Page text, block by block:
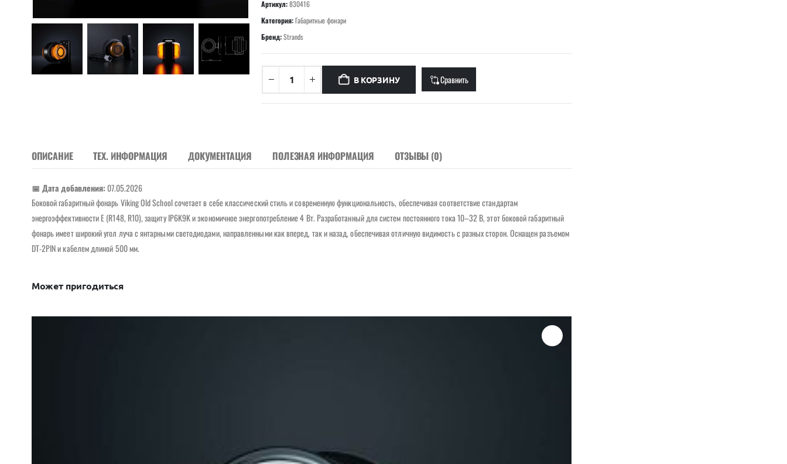
Артикул:830416
Категория:Габаритные фонари
Бренд:Strands
В КОРЗИНУ Сравнить
ОПИСАНИЕ ТЕХ. ИНФОРМАЦИЯ ДОКУМЕНТАЦИЯ ПОЛЕЗНАЯ ИНФОРМАЦИЯ ОТЗЫВЫ (0)
📅 Дата добавления:07.05.2026
Боковой габаритный фонарь Viking Old School сочетает в себе классический стиль и современную функциональность, обеспечивая соответствие стандартам
энергоэффективности E (R148, R10), защиту IP6K9K и экономичное энергопотребление 4 Вт. Разработанный для систем постоянного тока 10–32 В, этот боковой габаритный
фонарь имеет широкий угол луча с янтарными светодиодами, направленными как вперед, так и назад, обеспечивая отличную видимость с разных сторон. Оснащен разъемом
DT-2PIN и кабелем длиной 500 мм.
Может пригодиться